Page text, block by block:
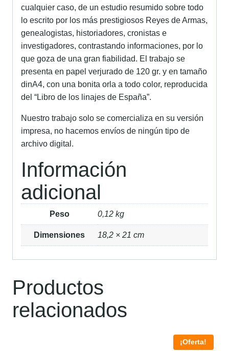
cualquier caso, de un estudio resumido sobre todo
lo escrito por los más prestigiosos Reyes de Armas,
genealogistas, historiadores, cronistas e
investigadores, contrastando informaciones, por lo
que goza de una gran fiabilidad. El trabajo se
presenta en papel verjurado de 120 gr. y en tamaño
dinA4, con una bonita orla a todo color, reproducida
del “Libro de los linajes de España”.
Nuestro trabajo solo se comercializa en su versión
impresa, no hacemos envíos de ningún tipo de
archivo digital.
Información
adicional
Peso 0,12 kg
Dimensiones 18,2 × 21 cm
Productos
relacionados
¡Oferta!